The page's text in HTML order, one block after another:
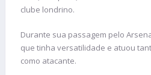
clube londrino.
Durante sua passagem pelo
que tinha versatilidade e atuou
como atacante.